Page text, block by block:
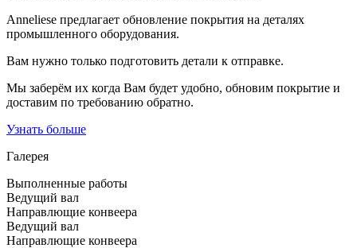
Anneliese предлагает обновление покрытия на деталях
промышленного оборудования.
Вам нужно только подготовить детали к отправке.
Мы заберём их когда Вам будет удобно, обновим покрытие и
доставим по требованию обратно.
Узнать больше
Галерея
Выполненные работы
Ведущий вал
Направлющие конвеера
Ведущий вал
Направлющие конвеера